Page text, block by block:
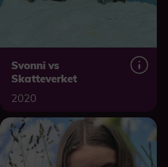
Svonni vs
Skatteverket
2020